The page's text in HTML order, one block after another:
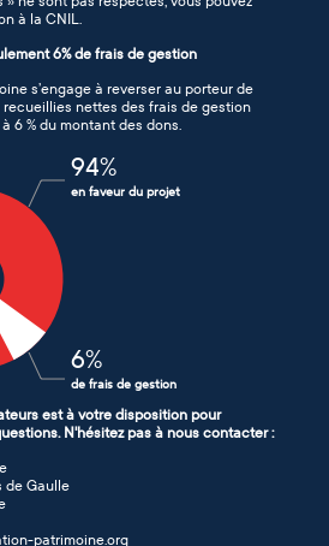
à la CNIL.
6% de frais de gestion
s’engage à reverser au porteur de
recueillies nettes des frais de gestion
6 % du montant des dons.
94%
en faveur du projet
6%
de frais de gestion
est à votre disposition pour
N'hésitez pas à nous contacter :
de Gaulle
patrimoine.org